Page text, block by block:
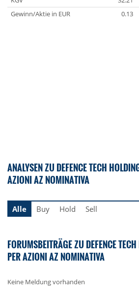
Gewinn/Aktie in EUR
0.13
ANALYSEN ZU DEFENCE TECH
AZIONI AZ NOMINATIVA
Alle
Buy Hold Sell
FORUMSBEITRÄGE ZU DEFENCE
PER AZIONI AZ NOMINATIVA
Keine Meldung vorhanden